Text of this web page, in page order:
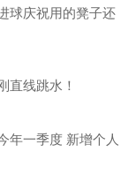
球庆祝用的凳子还
直线跳水！
年一季度 新增个人